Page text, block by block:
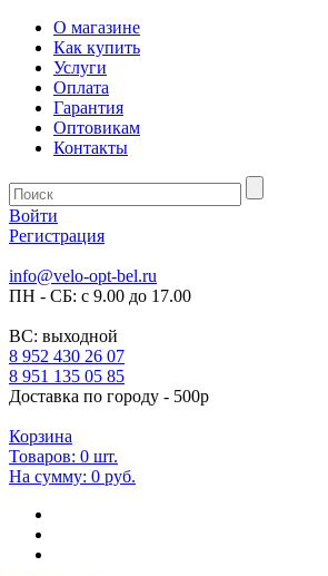
О магазине
Как купить
Услуги
Оплата
Гарантия
Оптовикам
Контакты
Войти
Регистрация
info@velo-opt-bel.ru
ПН - СБ: с 9.00 до 17.00
ВС: выходной
8 952 430 26 07
8 951 135 05 85
Доставка по городу - 500р
Корзина
Товаров: 0 шт.
На сумму: 0 руб.